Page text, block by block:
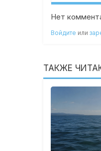
Нет
Войдите или
ТАКЖЕ